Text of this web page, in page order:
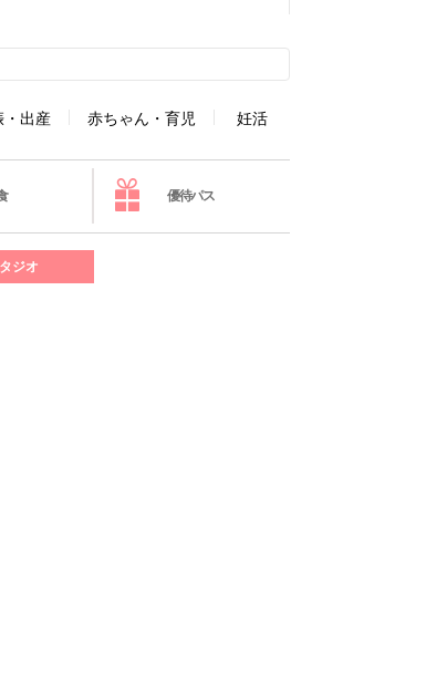
・出産 赤ちゃん・育児 妊活
優待パス
ジオ